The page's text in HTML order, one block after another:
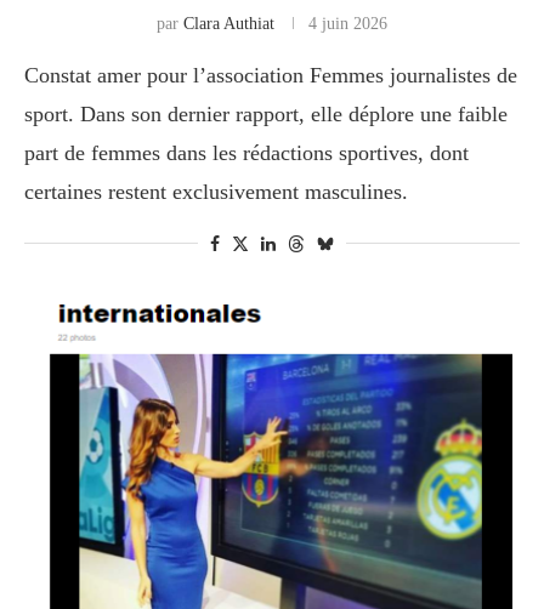
par Clara Authiat 4 juin 2026
Constat amer pour l’association Femmes journalistes de
sport. Dans son dernier rapport, elle déplore une faible
part de femmes dans les rédactions sportives, dont
certaines restent exclusivement masculines.